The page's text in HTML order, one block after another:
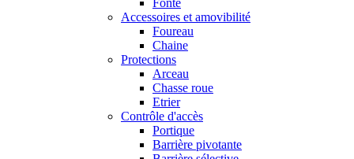
Fonte
Accessoires et amovibilité
Foureau
Chaine
Protections
Arceau
Chasse roue
Etrier
Contrôle d'accès
Portique
Barrière pivotante